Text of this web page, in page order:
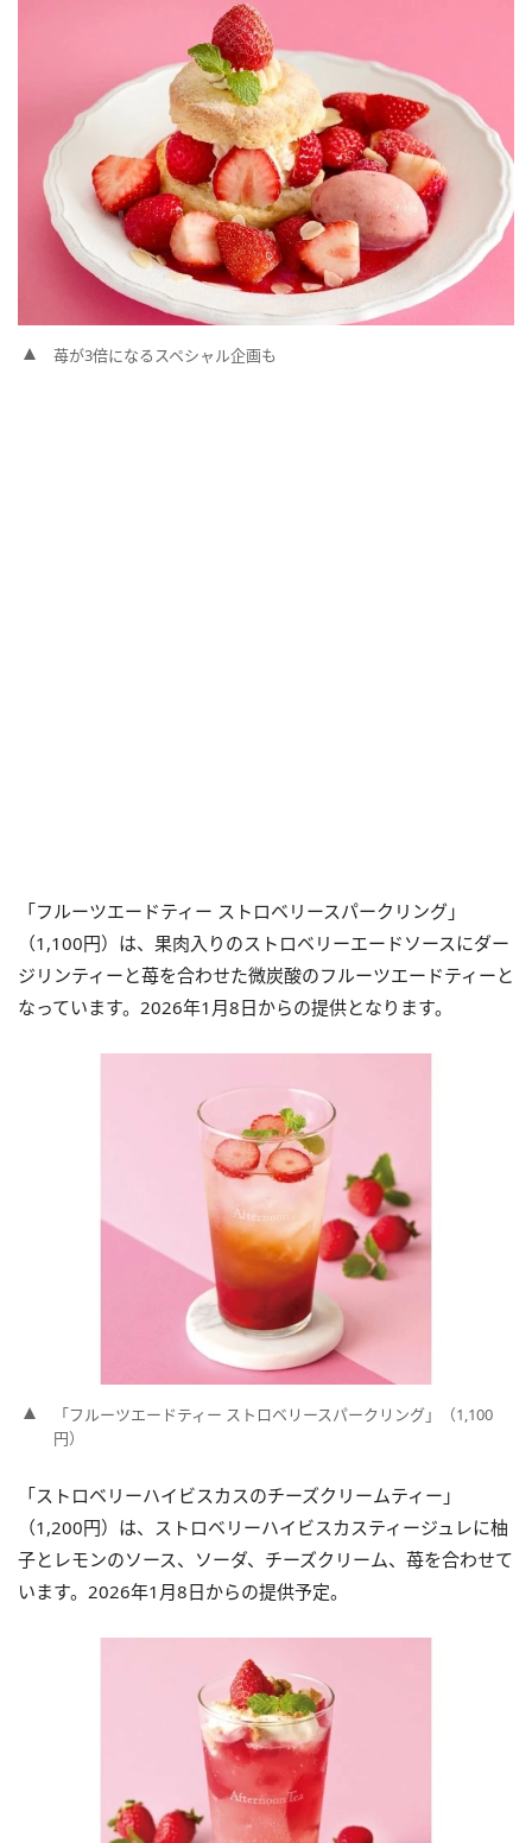
苺が3倍になるスペシャル企画も
「フルーツエードティー ストロベリースパークリング」
（1,100円）は、果肉入りのストロベリーエードソースにダー
ジリンティーと苺を合わせた微炭酸のフルーツエードティーと
なっています。2026年1月8日からの提供となります。
「フルーツエードティー ストロベリースパークリング」（1,100
円）
「ストロベリーハイビスカスのチーズクリームティー」
（1,200円）は、ストロベリーハイビスカスティージュレに柚
子とレモンのソース、ソーダ、チーズクリーム、苺を合わせて
います。2026年1月8日からの提供予定。